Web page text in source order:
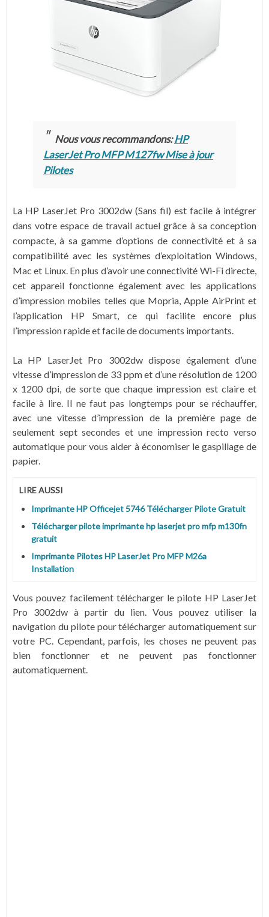
Nous vous recommandons:HP
LaserJet Pro MFP M127fw Mise à jour
Pilotes
La HP LaserJet Pro 3002dw (Sans fil) est facile à intégrer
dans votre espace de travail actuel grâce à sa conception
compacte, à sa gamme d’options de connectivité et à sa
compatibilité avec les systèmes d’exploitation Windows,
Mac et Linux. En plus d’avoir une connectivité Wi-Fi directe,
cet appareil fonctionne également avec les applications
d’impression mobiles telles que Mopria, Apple AirPrint et
l’application HP Smart, ce qui facilite encore plus
l’impression rapide et facile de documents importants.
La HP LaserJet Pro 3002dw dispose également d’une
vitesse d’impression de 33 ppm et d’une résolution de 1200
x 1200 dpi, de sorte que chaque impression est claire et
facile à lire. Il ne faut pas longtemps pour se réchauffer,
avec une vitesse d’impression de la première page de
seulement sept secondes et une impression recto verso
automatique pour vous aider à économiser le gaspillage de
papier.
LIRE AUSSI
Imprimante HP Officejet 5746 Télécharger Pilote Gratuit
Télécharger pilote imprimante hp laserjet pro mfp m130fn
gratuit
Imprimante Pilotes HP LaserJet Pro MFP M26a
Installation
Vous pouvez facilement télécharger le pilote HP LaserJet
Pro 3002dw à partir du lien. Vous pouvez utiliser la
navigation du pilote pour télécharger automatiquement sur
votre PC. Cependant, parfois, les choses ne peuvent pas
bien fonctionner et ne peuvent pas fonctionner
automatiquement.